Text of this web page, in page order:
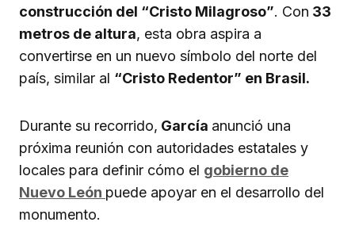
construcción del “Cristo Milagroso”. Con 33
metros de altura, esta obra aspira a
convertirse en un nuevo símbolo del norte del
país, similar al “Cristo Redentor” en Brasil.
Durante su recorrido, García anunció una
próxima reunión con autoridades estatales y
locales para definir cómo el gobierno de
Nuevo León puede apoyar en el desarrollo del
monumento.